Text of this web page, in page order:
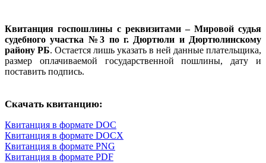
Квитанция госпошлины с реквизитами – Мировой судья
судебного участка №3 по г. Дюртюли и Дюртюлинскому
району РБ. Остается лишь указать в ней данные плательщика,
размер оплачиваемой государственной пошлины, дату и
поставить подпись.
Скачать квитанцию:
Квитанция в формате DOC
Квитанция в формате DOCX
Квитанция в формате PNG
Квитанция в формате PDF